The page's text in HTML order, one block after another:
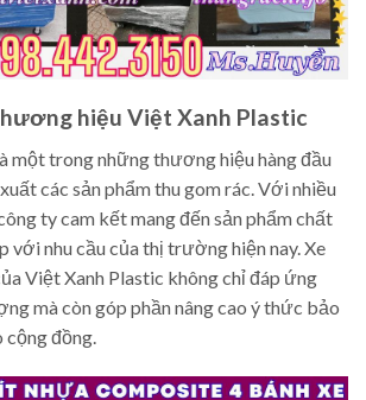
hiệu Việt Xanh Plastic
một trong những thương hiệu hàng đầu
các sản phẩm thu gom rác. Với nhiều
ty cam kết mang đến sản phẩm chất
với nhu cầu của thị trường hiện nay. Xe
Việt Xanh Plastic không chỉ đáp ứng
mà còn góp phần nâng cao ý thức bảo
đồng.